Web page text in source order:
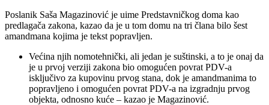
Poslanik Saša Magazinović je uime Predstavničkog doma kao
predlagača zakona, kazao da je u tom domu na tri člana bilo šest
amandmana kojima je tekst popravljen.
Većina njih nomotehnički, ali jedan je suštinski, a to je onaj da
je u prvoj verziji zakona bio omogućen povrat PDV-a
isključivo za kupovinu prvog stana, dok je amandmanima to
popravljeno i omogućen povrat PDV-a na izgradnju prvog
objekta, odnosno kuće – kazao je Magazinović.